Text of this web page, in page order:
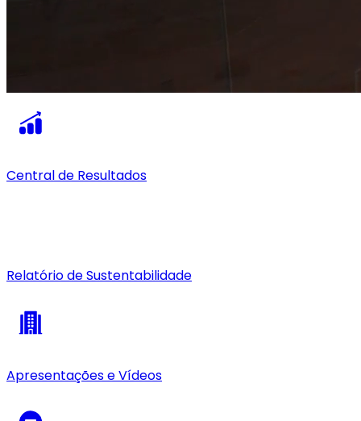
Central de Resultados
Relatório de Sustentabilidade
Apresentações e Vídeos